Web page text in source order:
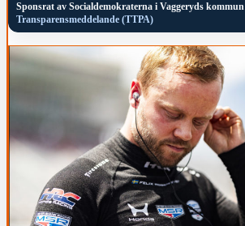
Sponsrat av Socialdemokraterna i Vaggeryds kommun
Transparensmeddelande (TTPA)